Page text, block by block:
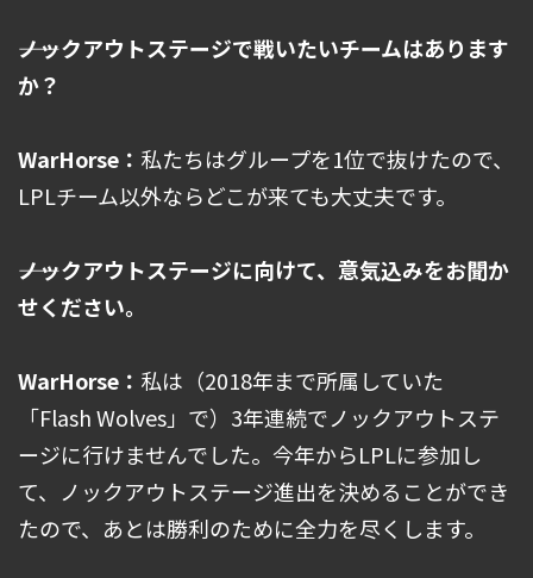
――ノックアウトステージで戦いたいチームはあります
か？
WarHorse： 私たちはグループを1位で抜けたので、
LPLチーム以外ならどこが来ても大丈夫です。
――ノックアウトステージに向けて、意気込みをお聞か
せください。
WarHorse： 私は（2018年まで所属していた
「Flash Wolves」で）3年連続でノックアウトステ
ージに行けませんでした。今年からLPLに参加し
て、ノックアウトステージ進出を決めることができ
たので、あとは勝利のために全力を尽くします。